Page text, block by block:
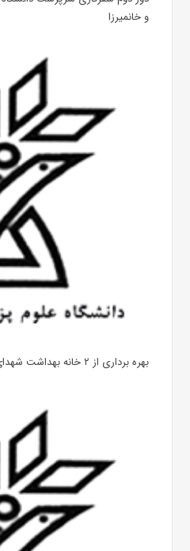
و خانمیرزا
بهره ‌برداری از ۲ خانه بهداشت شهدای ارتش در چهارمحال و بختیاری